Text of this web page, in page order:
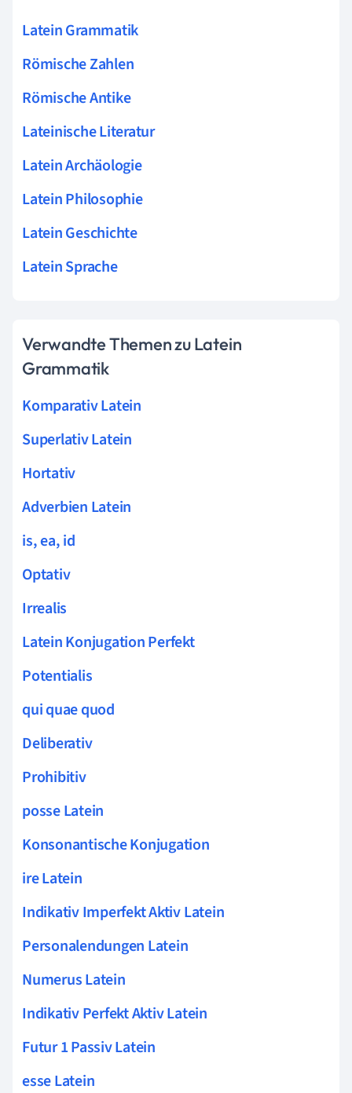
Latein Grammatik
Römische Zahlen
Römische Antike
Lateinische Literatur
Latein Archäologie
Latein Philosophie
Latein Geschichte
Latein Sprache
Verwandte Themen zu Latein
Grammatik
Komparativ Latein
Superlativ Latein
Hortativ
Adverbien Latein
is, ea, id
Optativ
Irrealis
Latein Konjugation Perfekt
Potentialis
qui quae quod
Deliberativ
Prohibitiv
posse Latein
Konsonantische Konjugation
ire Latein
Indikativ Imperfekt Aktiv Latein
Personalendungen Latein
Numerus Latein
Indikativ Perfekt Aktiv Latein
Futur 1 Passiv Latein
esse Latein